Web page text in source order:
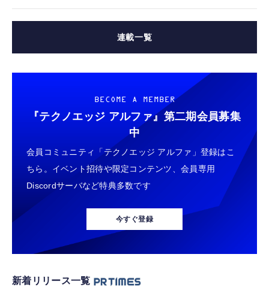
連載一覧
BECOME A MEMBER
『テクノエッジ アルファ』 第二期会員募集
中
会員コミュニティ「テクノエッジ アルファ」登録はこ
ちら。イベント招待や限定コンテンツ、会員専用
Discordサーバなど特典多数です
今すぐ登録
新着リリース一覧